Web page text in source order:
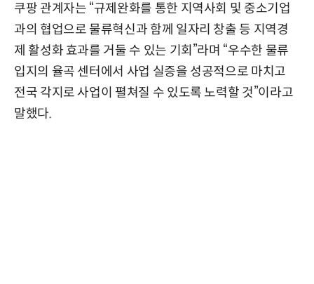
쿠팡 관계자는 “규제완화를 통한 지역사회 및 중소기업
과의 협업으로 물류혁신과 함께 일자리 창출 등 지역경
제 활성화 효과를 거둘 수 있는 기회”라며 “우수한 물류
입지의 율곡 센터에서 사업 실증을 성공적으로 마치고
전국 각지로 사업이 펼쳐질 수 있도록 노력할 것”이라고
말했다.